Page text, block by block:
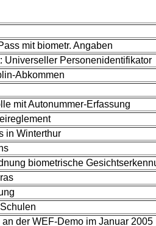
mit biometr. Angaben
Universeller Personenidentifikator
Abkommen
mit Autonummer-Erfassung
in Winterthur
biometrische
der WEF-Demo im Januar 2005